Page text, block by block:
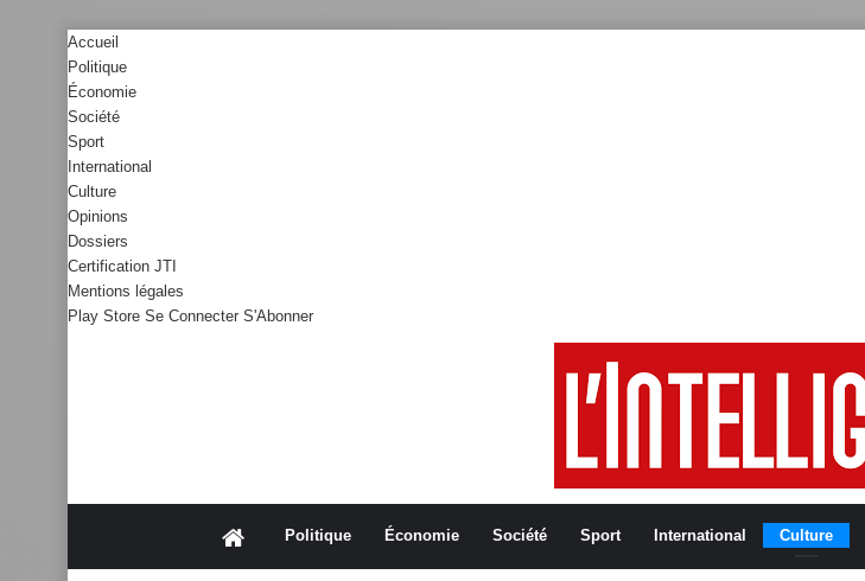
Accueil
Politique
Économie
Société
Sport
International
Culture
Opinions
Dossiers
Certification JTI
Mentions légales
Play Store Se Connecter S'Abonner
AccueilPolitique Économie Société Sport International Culture